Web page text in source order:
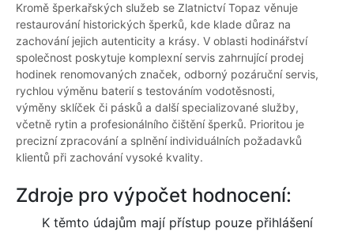
Kromě šperkařských služeb se Zlatnictví Topaz věnuje
restaurování historických šperků, kde klade důraz na
zachování jejich autenticity a krásy. V oblasti hodinářství
společnost poskytuje komplexní servis zahrnující prodej
hodinek renomovaných značek, odborný pozáruční servis,
rychlou výměnu baterií s testováním vodotěsnosti,
výměny sklíček či pásků a další specializované služby,
včetně rytin a profesionálního čištění šperků. Prioritou je
precizní zpracování a splnění individuálních požadavků
klientů při zachování vysoké kvality.
Zdroje pro výpočet hodnocení:
K těmto údajům mají přístup pouze přihlášení